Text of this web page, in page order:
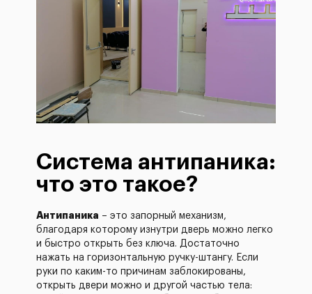
Система антипаника:
что это такое?
Антипаника – это запорный механизм,
благодаря которому изнутри дверь можно легко
и быстро открыть без ключа. Достаточно
нажать на горизонтальную ручку-штангу. Если
руки по каким-то причинам заблокированы,
открыть двери можно и другой частью тела: